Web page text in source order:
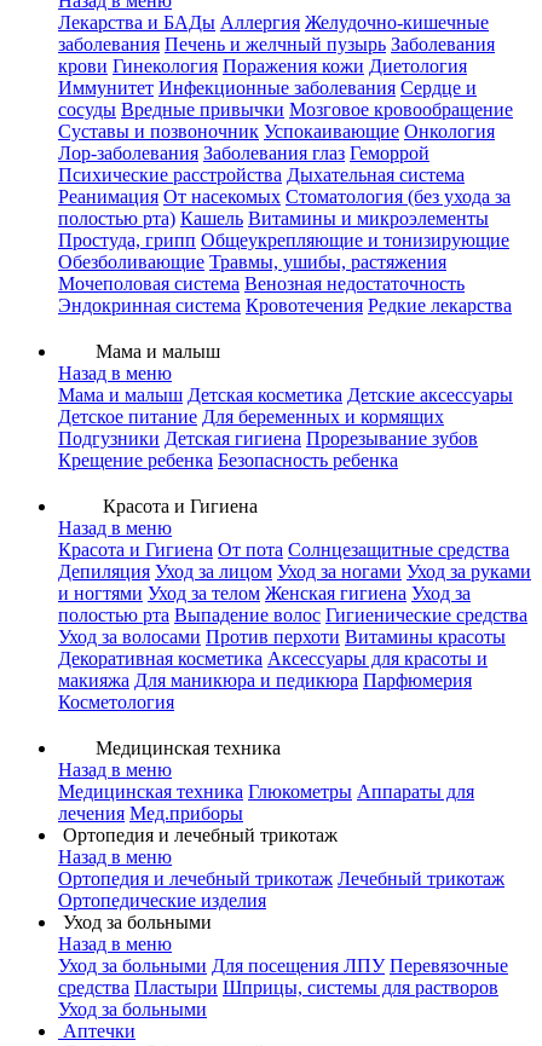
Лекарства и БАДы Аллергия Желудочно-кишечные
заболевания Печень и желчный пузырь Заболевания
крови Гинекология Поражения кожи Диетология
Иммунитет Инфекционные заболевания Сердце и
сосуды Вредные привычки Мозговое кровообращение
Суставы и позвоночник Успокаивающие Онкология
Лор-заболевания Заболевания глаз Геморрой
Психические расстройства Дыхательная система
Реанимация От насекомых Стоматология (без ухода за
полостью рта) Кашель Витамины и микроэлементы
Простуда, грипп Общеукрепляющие и тонизирующие
Обезболивающие Травмы, ушибы, растяжения
Мочеполовая система Венозная недостаточность
Эндокринная система Кровотечения Редкие лекарства
Мама и малыш
Назад в меню
Мама и малыш Детская косметика Детские аксессуары
Детское питание Для беременных и кормящих
Подгузники Детская гигиена Прорезывание зубов
Крещение ребенка Безопасность ребенка
Красота и Гигиена
Назад в меню
Красота и Гигиена От пота Солнцезащитные средства
Депиляция Уход за лицом Уход за ногами Уход за руками
и ногтями Уход за телом Женская гигиена Уход за
полостью рта Выпадение волос Гигиенические средства
Уход за волосами Против перхоти Витамины красоты
Декоративная косметика Аксессуары для красоты и
макияжа Для маникюра и педикюра Парфюмерия
Косметология
Медицинская техника
Назад в меню
Медицинская техника Глюкометры Аппараты для
лечения Мед.приборы
Ортопедия и лечебный трикотаж
Назад в меню
Ортопедия и лечебный трикотаж Лечебный трикотаж
Ортопедические изделия
Уход за больными
Назад в меню
Уход за больными Для посещения ЛПУ Перевязочные
средства Пластыри Шприцы, системы для растворов
Уход за больными
Аптечки